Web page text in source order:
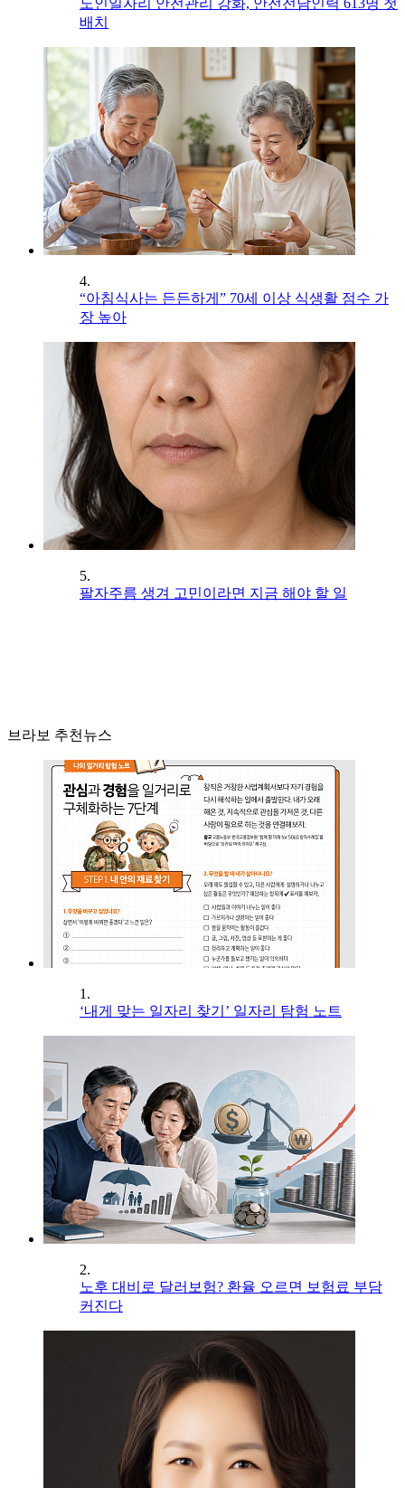
노인일자리 안전관리 강화, 안전전담인력 613명 첫
배치
4.
“아침식사는 든든하게” 70세 이상 식생활 점수 가
장 높아
5.
팔자주름 생겨 고민이라면 지금 해야 할 일
브라보 추천뉴스
1.
‘내게 맞는 일자리 찾기’ 일자리 탐험 노트
2.
노후 대비로 달러보험? 환율 오르면 보험료 부담
커진다